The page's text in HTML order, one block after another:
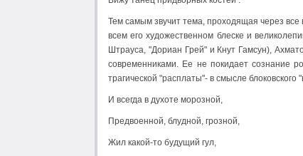
Тем самым звучит тема, проходящая через
всем его художественном блеске и
Штрауса, "Дориан Грей" и Кнут Гамсун),
современниками. Ее не покидает сознание
трагической "расплаты"- в смысле блоковского
И всегда в духоте морозной,
Предвоенной, блудной, грозной,
Жил какой-то будущий гул,